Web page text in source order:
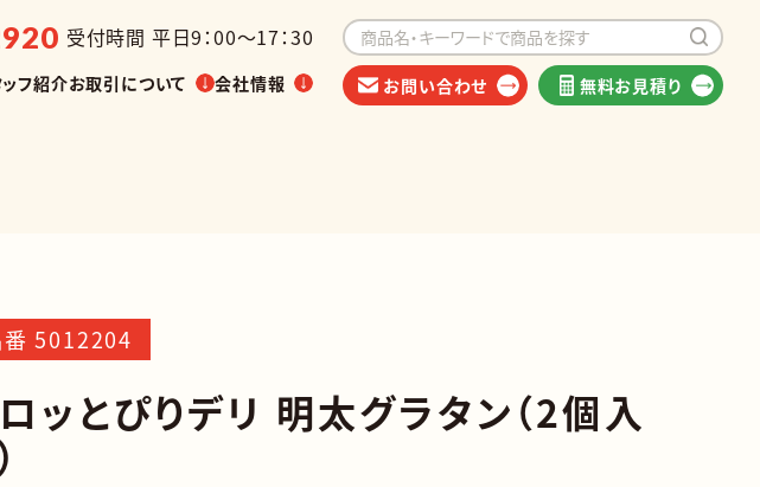
受付時間 平日9：00～17：30
缶詰
フ紹介お取引について 会社情報 お問い合わせ 無料お見積り
番 5012204
ッとぴりデリ 明太グラタン（2個入